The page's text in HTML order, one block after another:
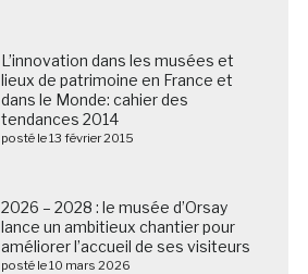
L’innovation dans les musées et
lieux de patrimoine en France et
dans le Monde: cahier des
tendances 2014
posté le 13 février 2015
2026 – 2028 : le musée d’Orsay
lance un ambitieux chantier pour
améliorer l’accueil de ses visiteurs
posté le 10 mars 2026